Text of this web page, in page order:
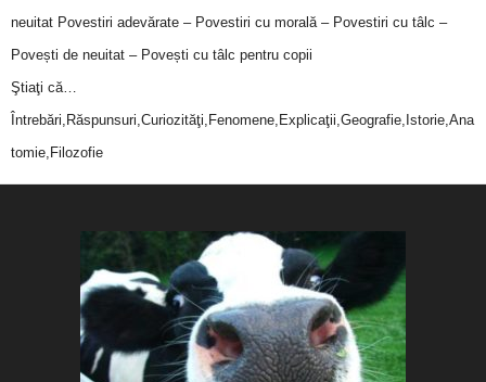
neuitat Povestiri adevărate – Povestiri cu morală – Povestiri cu tâlc –
Povești de neuitat – Povești cu tâlc pentru copii
Ştiaţi că…
Întrebări,Răspunsuri,Curiozităţi,Fenomene,Explicaţii,Geografie,Istorie,Ana
tomie,Filozofie